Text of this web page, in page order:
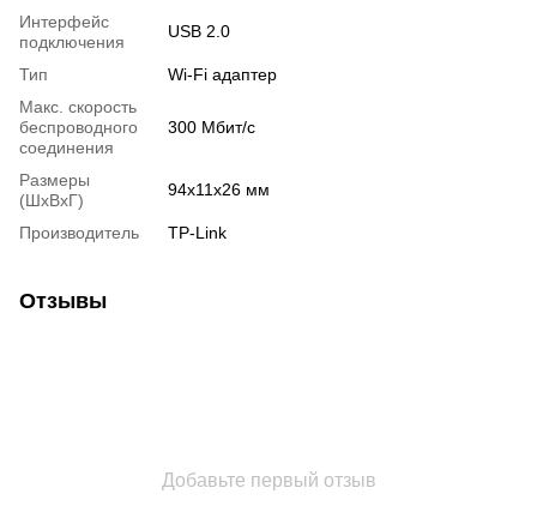
Интерфейс
подключения
USB 2.0
Тип
Wi-Fi адаптер
Макс. скорость
беспроводного
соединения
300 Мбит/с
Размеры
(ШxВxГ)
94x11x26 мм
Производитель TP-Link
Отзывы
Добавьте первый отзыв